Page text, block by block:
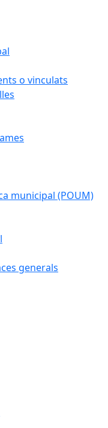
o vinculats
municipal (POUM)
generals